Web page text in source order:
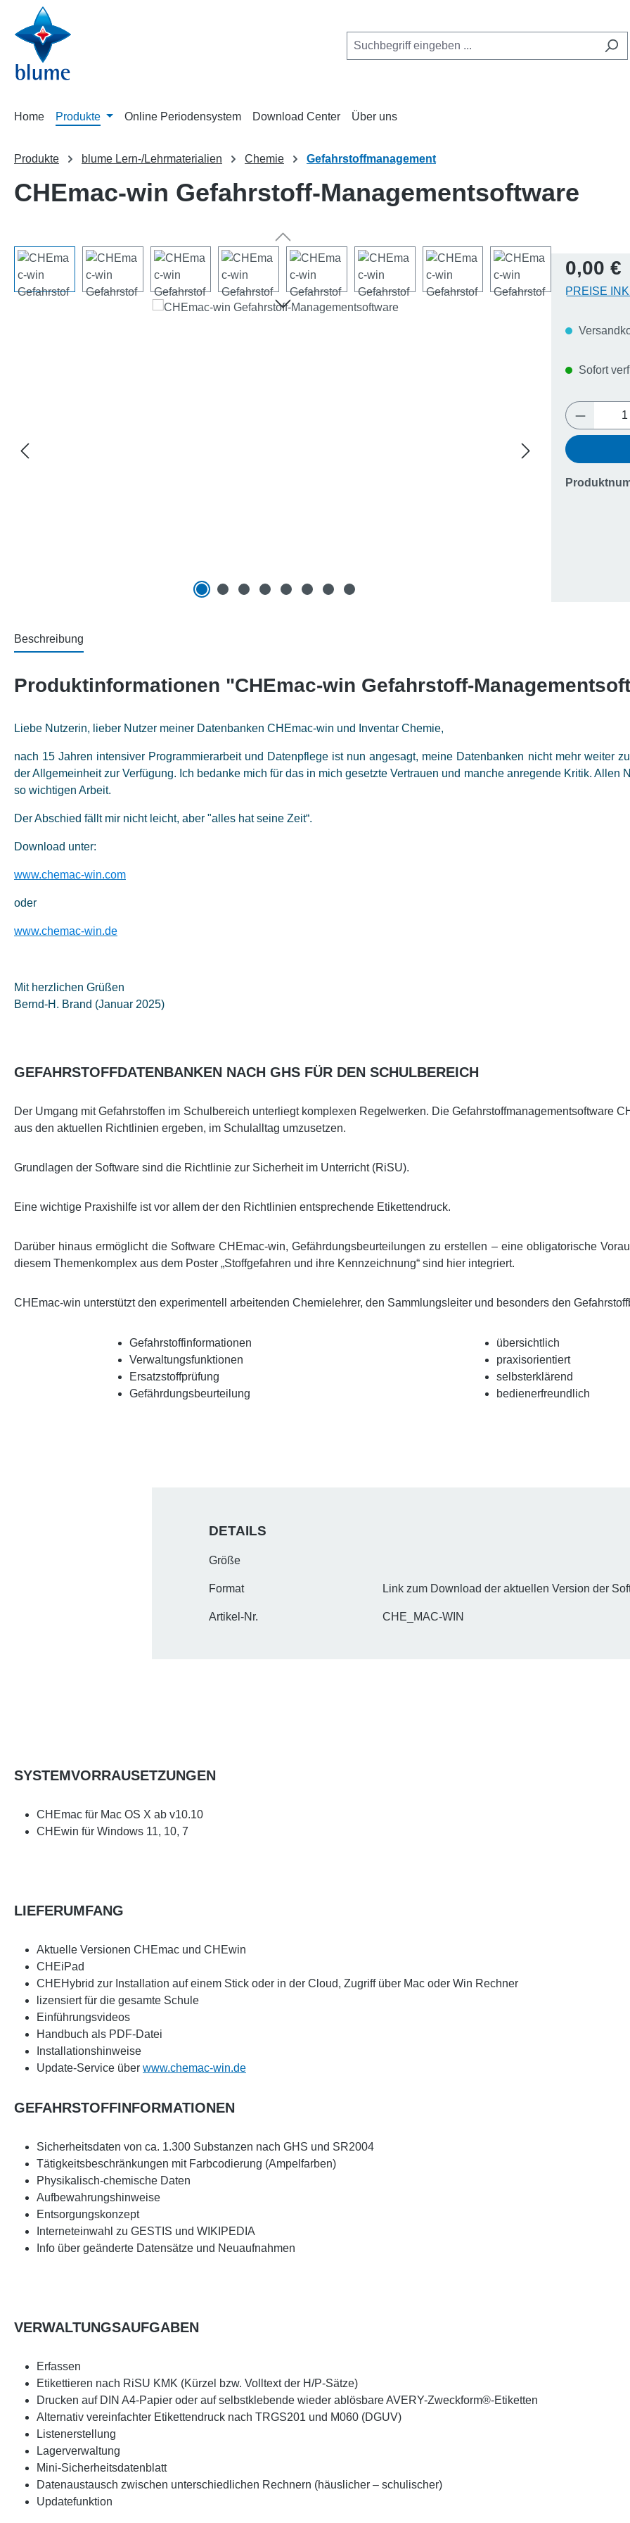
Hauptinhalt springen
Zur Suche springen
Zur Hauptnavigation springen
Home Produkte Online Periodensystem Download Center Über uns
Produkte blume Lern-/Lehrmaterialien Chemie Gefahrstoffmanagement
CHEmac-win Gefahrstoff-Managementsoftware
Bildergalerie überspringen
Regulärer
0,00 €
PREISE
Sofort
Produkt
Beschreibung
Produktinformationen "CHEmac-win Gefahrstoff-
Liebe Nutzerin, lieber Nutzer meiner Datenbanken CHEmac-win und Inventar Chemie,
nach 15 Jahren intensiver Programmierarbeit und Datenpflege ist nun angesagt, meine Datenbanken nicht mehr weiter
der Allgemeinheit zur Verfügung. Ich bedanke mich für das in mich gesetzte Vertrauen und manche anregende Kritik.
so wichtigen Arbeit.
Der Abschied fällt mir nicht leicht, aber "alles hat seine Zeit“.
Download unter:
www.chemac-win.com
oder
www.chemac-win.de
Mit herzlichen Grüßen
Bernd-H. Brand (Januar 2025)
GEFAHRSTOFFDATENBANKEN NACH GHS FÜR DEN SCHULBEREICH
Der Umgang mit Gefahrstoffen im Schulbereich unterliegt komplexen Regelwerken. Die Gefahrstoffmanagementsoftware
aus den aktuellen Richtlinien ergeben, im Schulalltag umzusetzen.
Grundlagen der Software sind die Richtlinie zur Sicherheit im Unterricht (RiSU).
Eine wichtige Praxishilfe ist vor allem der den Richtlinien entsprechende Etikettendruck.
Darüber hinaus ermöglicht die Software CHEmac-win, Gefährdungsbeurteilungen zu erstellen – eine obligatorische
diesem Themenkomplex aus dem Poster „Stoffgefahren und ihre Kennzeichnung“ sind hier integriert.
CHEmac-win unterstützt den experimentell arbeitenden Chemielehrer, den Sammlungsleiter und besonders den
Gefahrstoffinformationen
Verwaltungsfunktionen
Ersatzstoffprüfung
Gefährdungsbeurteilung
übersichtlich
praxisorientiert
selbsterklärend
bedienerfreundlich
DETAILS
Größe
Format Link zum Download der aktuellen Version der
Artikel-Nr. CHE_MAC-WIN
SYSTEMVORRAUSETZUNGEN
CHEmac für Mac OS X ab v10.10
CHEwin für Windows 11, 10, 7
LIEFERUMFANG
Aktuelle Versionen CHEmac und CHEwin
CHEiPad
CHEHybrid zur Installation auf einem Stick oder in der Cloud, Zugriff über Mac oder Win Rechner
lizensiert für die gesamte Schule
Einführungsvideos
Handbuch als PDF-Datei
Installationshinweise
Update-Service über www.chemac-win.de
GEFAHRSTOFFINFORMATIONEN
Sicherheitsdaten von ca. 1.300 Substanzen nach GHS und SR2004
Tätigkeitsbeschränkungen mit Farbcodierung (Ampelfarben)
Physikalisch-chemische Daten
Aufbewahrungshinweise
Entsorgungskonzept
Interneteinwahl zu GESTIS und WIKIPEDIA
Info über geänderte Datensätze und Neuaufnahmen
VERWALTUNGSAUFGABEN
Erfassen
Etikettieren nach RiSU KMK (Kürzel bzw. Volltext der H/P-Sätze)
Drucken auf DIN A4-Papier oder auf selbstklebende wieder ablösbare AVERY-Zweckform®-Etiketten
Alternativ vereinfachter Etikettendruck nach TRGS201 und M060 (DGUV)
Listenerstellung
Lagerverwaltung
Mini-Sicherheitsdatenblatt
Datenaustausch zwischen unterschiedlichen Rechnern (häuslicher – schulischer)
Updatefunktion